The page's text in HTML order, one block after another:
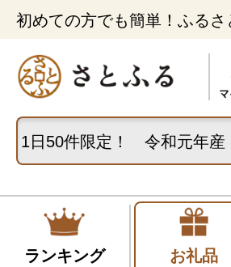
初めての方でも簡単！ふるさ
ランキング お礼品